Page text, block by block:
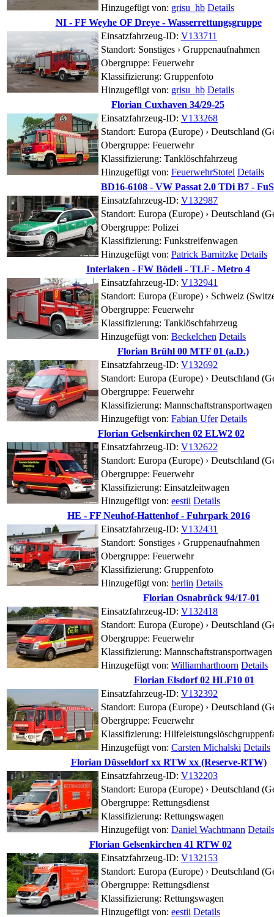
Hinzugefügt von: grisu_hb Details
NI - FF Weyhe OF Dreye - Wasserrettungsgruppe
Einsatzfahrzeug-ID: V133711
Standort: Sonstiges › Gruppenaufnahmen
Obergruppe: Feuerwehr
Klassifizierung: Gruppenfoto
Hinzugefügt von: grisu_hb Details
Florian Cuxhaven 34/29-25
Einsatzfahrzeug-ID: V133268
Standort: Europa (Europe) › Deutschland
Obergruppe: Feuerwehr
Klassifizierung: Tanklöschfahrzeug
Hinzugefügt von: FeuerwehrStotel Details
BD16-6108 - VW Passat 2.0 TDi B7 -
Einsatzfahrzeug-ID: V132987
Standort: Europa (Europe) › Deutschland
Obergruppe: Polizei
Klassifizierung: Funkstreifenwagen
Hinzugefügt von: Patrick Barnitzke Details
Interlaken - FW Bödeli - TLF - Metro 4
Einsatzfahrzeug-ID: V132941
Standort: Europa (Europe) › Schweiz
Obergruppe: Feuerwehr
Klassifizierung: Tanklöschfahrzeug
Hinzugefügt von: Beckelchen Details
Florian Brühl 00 MTF 01 (a.D.)
Einsatzfahrzeug-ID: V132692
Standort: Europa (Europe) › Deutschland
Obergruppe: Feuerwehr
Klassifizierung: Mannschaftstransportwagen
Hinzugefügt von: Fabian Ufer Details
Florian Gelsenkirchen 02 ELW2 02
Einsatzfahrzeug-ID: V132622
Standort: Europa (Europe) › Deutschland
Obergruppe: Feuerwehr
Klassifizierung: Einsatzleitwagen
Hinzugefügt von: eestii Details
HE - FF Neuhof-Hattenhof - Fuhrpark 2016
Einsatzfahrzeug-ID: V132431
Standort: Sonstiges › Gruppenaufnahmen
Obergruppe: Feuerwehr
Klassifizierung: Gruppenfoto
Hinzugefügt von: berlin Details
Florian Osnabrück 94/17-01
Einsatzfahrzeug-ID: V132418
Standort: Europa (Europe) › Deutschland
Obergruppe: Feuerwehr
Klassifizierung: Mannschaftstransportwagen
Hinzugefügt von: Williamharthoorn Details
Florian Elsdorf 02 HLF10 01
Einsatzfahrzeug-ID: V132392
Standort: Europa (Europe) › Deutschland
Obergruppe: Feuerwehr
Klassifizierung:
Hinzugefügt von: Carsten Michalski Details
Florian Düsseldorf xx RTW xx (Reserve-RTW)
Einsatzfahrzeug-ID: V132203
Standort: Europa (Europe) › Deutschland
Obergruppe: Rettungsdienst
Klassifizierung: Rettungswagen
Hinzugefügt von: Daniel Wachtmann Details
Florian Gelsenkirchen 41 RTW 02
Einsatzfahrzeug-ID: V132153
Standort: Europa (Europe) › Deutschland
Obergruppe: Rettungsdienst
Klassifizierung: Rettungswagen
Hinzugefügt von: eestii Details